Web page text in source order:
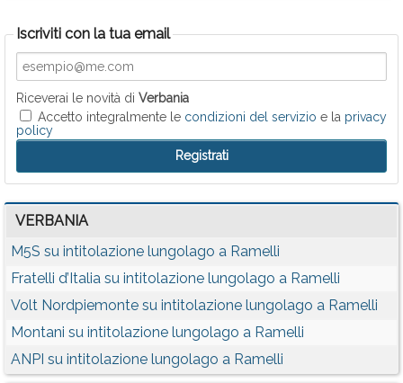
Iscriviti con la tua email
Riceverai le novità di Verbania
Accetto integralmente le condizioni del servizio e la privacy
policy
VERBANIA
M5S su intitolazione lungolago a Ramelli
Fratelli d’Italia su intitolazione lungolago a Ramelli
Volt Nordpiemonte su intitolazione lungolago a Ramelli
Montani su intitolazione lungolago a Ramelli
ANPI su intitolazione lungolago a Ramelli